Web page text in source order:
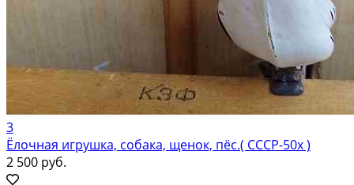
3
Ёлочная игрушка, собака, щенок, пёс.( СССР-50х )
2 500 руб.